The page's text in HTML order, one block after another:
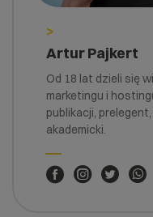
>
Artur Pajkert
Od 18 lat dzieli się
marketingu i
publikacji,
akademicki.